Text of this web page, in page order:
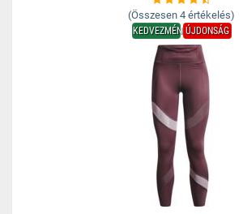
(Összesen 4 értékelés)
KEDVEZMÉNYÚJDONSÁG